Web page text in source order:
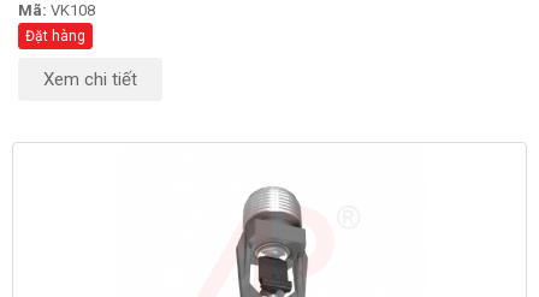
Mã: VK108
Đặt hàng
Xem chi tiết